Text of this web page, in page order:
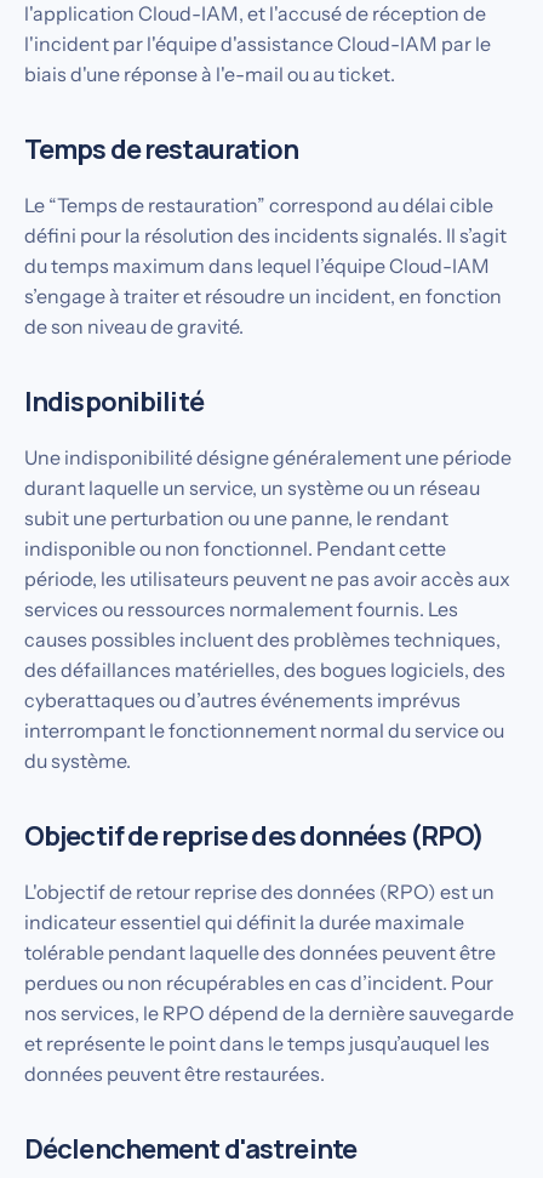
l'application Cloud-IAM, et l'accusé de réception de
l'incident par l'équipe d'assistance Cloud-IAM par le
biais d'une réponse à l'e-mail ou au ticket.
Temps de restauration
Le “Temps de restauration” correspond au délai cible
défini pour la résolution des incidents signalés. Il s’agit
du temps maximum dans lequel l’équipe Cloud-IAM
s’engage à traiter et résoudre un incident, en fonction
de son niveau de gravité.
Indisponibilité
Une indisponibilité désigne généralement une période
durant laquelle un service, un système ou un réseau
subit une perturbation ou une panne, le rendant
indisponible ou non fonctionnel. Pendant cette
période, les utilisateurs peuvent ne pas avoir accès aux
services ou ressources normalement fournis. Les
causes possibles incluent des problèmes techniques,
des défaillances matérielles, des bogues logiciels, des
cyberattaques ou d’autres événements imprévus
interrompant le fonctionnement normal du service ou
du système.
Objectif de reprise des données (RPO)
L'objectif de retour reprise des données (RPO) est un
indicateur essentiel qui définit la durée maximale
tolérable pendant laquelle des données peuvent être
perdues ou non récupérables en cas d’incident. Pour
nos services, le RPO dépend de la dernière sauvegarde
et représente le point dans le temps jusqu’auquel les
données peuvent être restaurées.
Déclenchement d'astreinte